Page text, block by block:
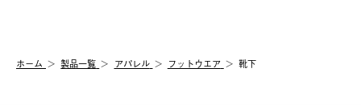
【配送業者】
佐川急便にて配送されます。
一度お手元の商品を返品いただき、ご希望商品を再注文してくだ
ホーム 製品一覧 アパレル フットウエア 靴下